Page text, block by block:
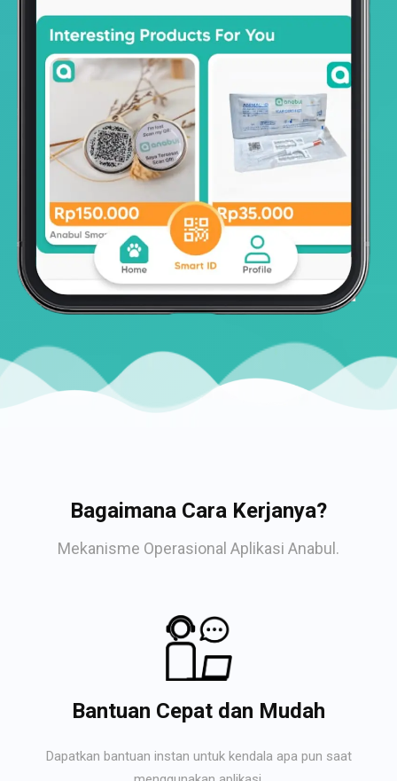
Bagaimana Cara Kerjanya?
Mekanisme Operasional Aplikasi Anabul.
Bantuan Cepat dan Mudah
Dapatkan bantuan instan untuk kendala apa pun saat